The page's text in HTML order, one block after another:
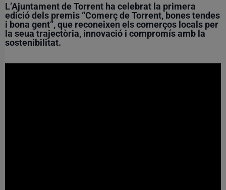
L’Ajuntament de Torrent ha celebrat la primera
edició dels premis “Comerç de Torrent, bones tendes
i bona gent”, que reconeixen els comerços locals per
la seua trajectòria, innovació i compromís amb la
sostenibilitat.